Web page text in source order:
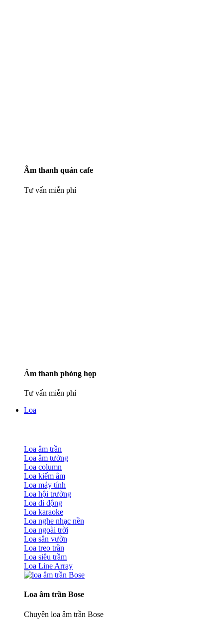
Âm thanh quán cafe
Tư vấn miễn phí
Âm thanh phòng họp
Tư vấn miễn phí
Loa
Loa âm trần
Loa âm tường
Loa column
Loa kiểm âm
Loa máy tính
Loa hội trường
Loa di động
Loa karaoke
Loa nghe nhạc nền
Loa ngoài trời
Loa sân vườn
Loa treo trần
Loa siêu trầm
Loa Line Array
Loa âm trần Bose
Chuyên loa âm trần Bose